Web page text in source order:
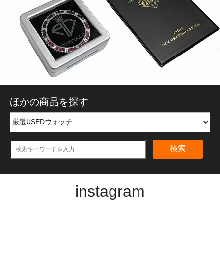
ほかの商品を探す
検索
instagram